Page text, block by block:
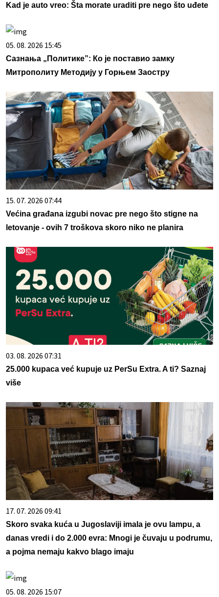
Kad je auto vreo: Šta morate uraditi pre nego što uđete
05. 08. 2026 15:45
Сазнања „Политике”: Ко је поставио замку
Митрополиту Методију у Горњем Заостру
15. 07. 2026 07:44
Većina građana izgubi novac pre nego što stigne na
letovanje - ovih 7 troškova skoro niko ne planira
03. 08. 2026 07:31
25.000 kupaca već kupuje uz PerSu Extra. A ti? Saznaj
više
17. 07. 2026 09:41
Skoro svaka kuća u Jugoslaviji imala je ovu lampu, a
danas vredi i do 2.000 evra: Mnogi je čuvaju u podrumu,
a pojma nemaju kakvo blago imaju
05. 08. 2026 15:07